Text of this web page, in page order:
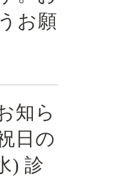
お願
知ら
日の
) 診